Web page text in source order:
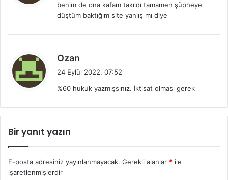
i
k
benim de ona kafam takıldı tamamen şüpheye
düştüm baktığım site yanlış mı diye
Ozan
e
i
i
24 Eylül 2022, 07:52
%60 hukuk yazmışsınız. İktisat olması gerek
Bir yanıt yazın
E-posta adresiniz yayınlanmayacak. Gerekli alanlar * ile
işaretlenmişlerdir